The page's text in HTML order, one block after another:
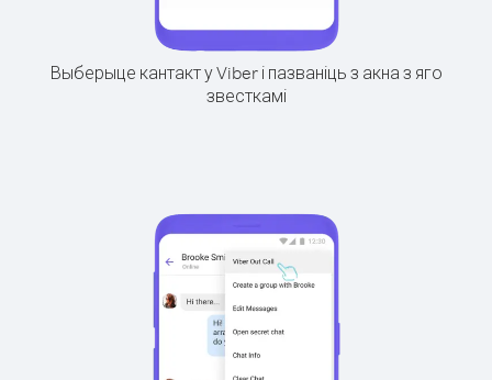
Выберыце кантакт у Viber і пазваніць з акна з яго
звесткамі